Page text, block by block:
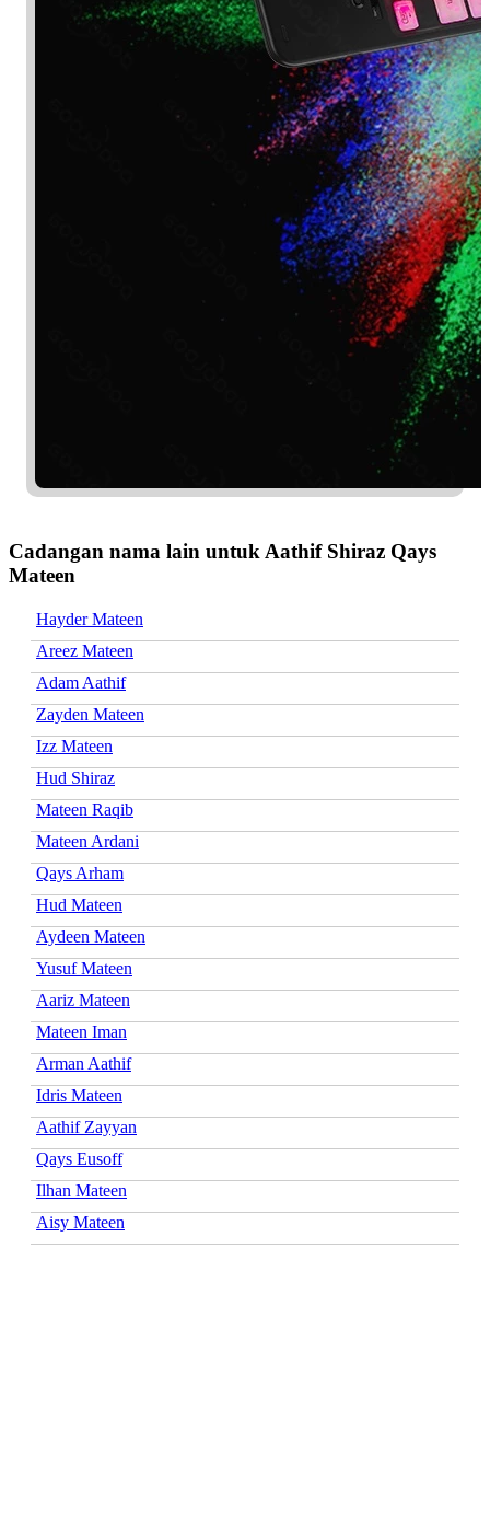
Cadangan nama lain untuk Aathif Shiraz Qays
Mateen
Hayder Mateen
Areez Mateen
Adam Aathif
Zayden Mateen
Izz Mateen
Hud Shiraz
Mateen Raqib
Mateen Ardani
Qays Arham
Hud Mateen
Aydeen Mateen
Yusuf Mateen
Aariz Mateen
Mateen Iman
Arman Aathif
Idris Mateen
Aathif Zayyan
Qays Eusoff
Ilhan Mateen
Aisy Mateen